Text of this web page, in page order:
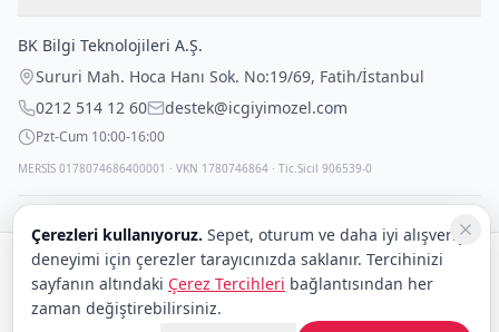
Fantazi İç Giyim
Çocuk İç Giyim
Outlet Fırsatları
İade Politikası
Gizli Paketleme
BK Bilgi Teknolojileri A.Ş.
Sururi Mah. Hoca Hanı Sok. No:19/69, Fatih/İstanbul
0212 514 12 60
destek@icgiyimozel.com
Pzt-Cum 10:00-16:00
MERSİS 0178074686400001 · VKN 1780746864 · Tic.Sicil 906539-0
Güvenli alışveriş:
Kargo:
Çerezleri kullanıyoruz. Sepet, oturum ve daha iyi alışveriş
deneyimi için çerezler tarayıcınızda saklanır. Tercihinizi
sayfanın altındaki Çerez Tercihleri bağlantısından her
zaman değiştirebilirsiniz.